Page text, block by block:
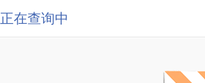
正在查询中